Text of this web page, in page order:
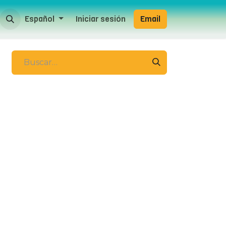
Español Iniciar sesión Email